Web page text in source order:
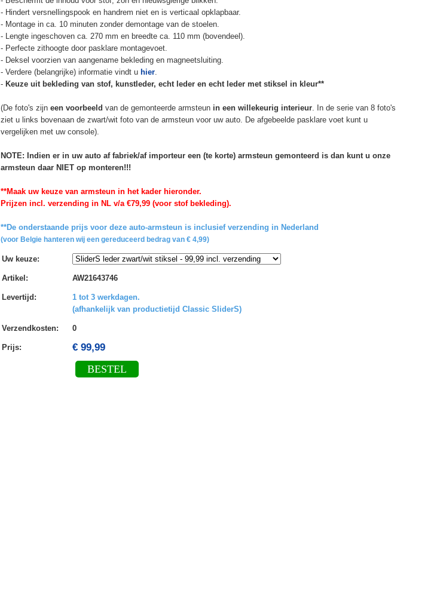
- Hindert versnellingspook en handrem niet en is verticaal opklapbaar.
- Montage in ca. 10 minuten zonder demontage van de stoelen.
- Lengte ingeschoven ca. 270 mm en breedte ca. 110 mm (bovendeel).
- Perfecte zithoogte door pasklare montagevoet.
- Deksel voorzien van aangename bekleding en magneetsluiting.
- Verdere (belangrijke) informatie vindt u hier.
- Keuze uit bekleding van stof, kunstleder, echt leder en echt leder met stiksel in kleur**
(De foto's zijn een voorbeeld van de gemonteerde armsteun in een willekeurig interieur. In de serie van 8 foto's
ziet u links bovenaan de zwart/wit foto van de armsteun voor uw auto. De afgebeelde pasklare voet kunt u
vergelijken met uw console).
NOTE: Indien er in uw auto af fabriek/af importeur een (te korte) armsteun gemonteerd is dan kunt u onze
armsteun daar NIET op monteren!!!
**Maak uw keuze van armsteun in het kader hieronder.
Prijzen incl. verzending in NL v/a €79,99 (voor stof bekleding).
**De onderstaande prijs voor deze auto-armsteun is inclusief verzending in Nederland
(voor Belgie hanteren wij een gereduceerd bedrag van € 4,99)
Uw keuze:
Artikel : AW21643746
Levertijd :
1 tot 3 werkdagen.
(afhankelijk van productietijd Classic SliderS)
Verzendkosten: 0
Prijs: € 99,99
BESTEL